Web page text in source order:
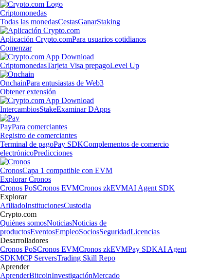
Criptomonedas
Todas las monedasCestasGanarStaking
Aplicación Crypto.comPara usuarios cotidianos
Comenzar
CriptomonedasTarjeta Visa prepagoLevel Up
OnchainPara entusiastas de Web3
Obtener extensión
IntercambiosStakeExaminar DApps
PayPara comerciantes
Registro de comerciantes
Terminal de pagoPay SDKComplementos de comercio
electrónicoPredicciones
CronosCapa 1 compatible con EVM
Explorar Cronos
Cronos PoSCronos EVMCronos zkEVMAI Agent SDK
Explorar
AfiliadoInstitucionesCustodia
Crypto.com
Quiénes somosNoticiasNoticias de
productosEventosEmpleoSociosSeguridadLicencias
Desarrolladores
Cronos PoSCronos EVMCronos zkEVMPay SDKAI Agent
SDKMCP ServersTrading Skill Repo
Aprender
AprenderBitcoinInvestigaciónMercado